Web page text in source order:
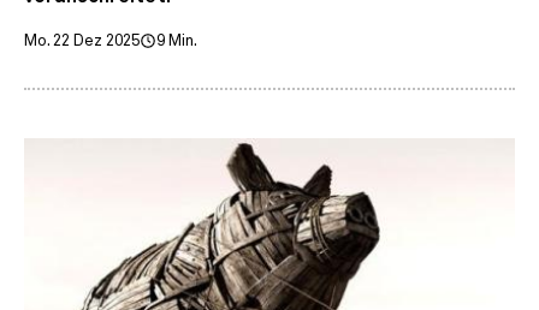
Mo. 22 Dez 2025 9 Min.